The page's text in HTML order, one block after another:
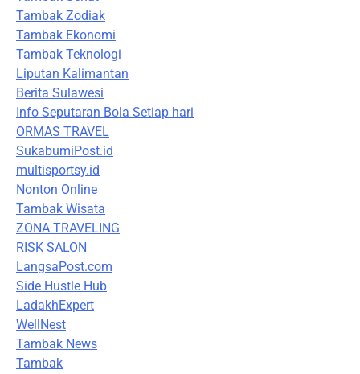
Tambak Zodiak
Tambak Ekonomi
Tambak Teknologi
Liputan Kalimantan
Berita Sulawesi
Info Seputaran Bola Setiap hari
ORMAS TRAVEL
SukabumiPost.id
multisportsy.id
Nonton Online
Tambak Wisata
ZONA TRAVELING
RISK SALON
LangsaPost.com
Side Hustle Hub
LadakhExpert
WellNest
Tambak News
Tambak